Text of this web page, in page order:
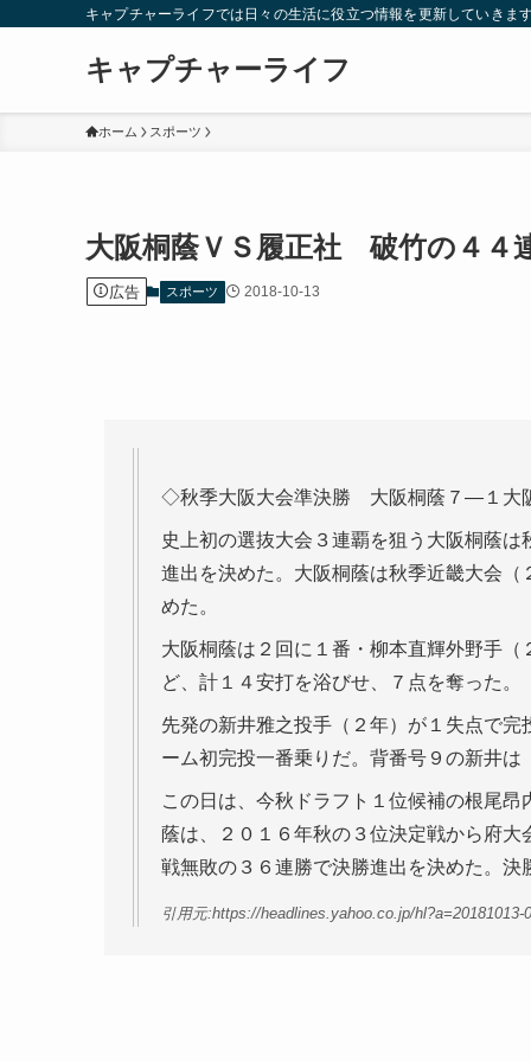
キャプチャーライフでは日々の生活に役立つ情報を更新していき
キャプチャーライフ
ホーム スポーツ
大阪桐蔭ＶＳ履正社 破竹の４４
広告 スポーツ 2018-10-13
◇秋季大阪大会準決勝 大阪桐蔭７―１大
史上初の選抜大会３連覇を狙う大阪桐蔭
進出を決めた。大阪桐蔭は秋季近畿大会
めた。
大阪桐蔭は２回に１番・柳本直輝外野手
ど、計１４安打を浴びせ、７点を奪った。
先発の新井雅之投手（２年）が１失点で
ーム初完投一番乗りだ。背番号９の新井
この日は、今秋ドラフト１位候補の根尾
蔭は、２０１６年秋の３位決定戦から府
戦無敗の３６連勝で決勝進出を決めた。
引用元:https://headlines.yahoo.co.jp/hl?a=20181013-